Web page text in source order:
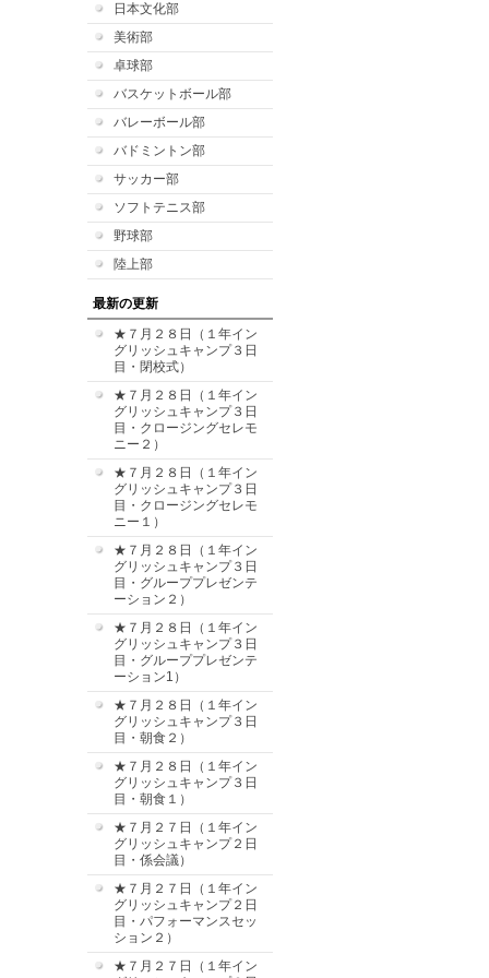
日本文化部
美術部
卓球部
バスケットボール部
バレーボール部
バドミントン部
サッカー部
ソフトテニス部
野球部
陸上部
最新の更新
★７月２８日（１年イン
グリッシュキャンプ３日
目・閉校式）
★７月２８日（１年イン
グリッシュキャンプ３日
目・クロージングセレモ
ニー２）
★７月２８日（１年イン
グリッシュキャンプ３日
目・クロージングセレモ
ニー１）
★７月２８日（１年イン
グリッシュキャンプ３日
目・グループプレゼンテ
ーション２）
★７月２８日（１年イン
グリッシュキャンプ３日
目・グループプレゼンテ
ーション1）
★７月２８日（１年イン
グリッシュキャンプ３日
目・朝食２）
★７月２８日（１年イン
グリッシュキャンプ３日
目・朝食１）
★７月２７日（１年イン
グリッシュキャンプ２日
目・係会議）
★７月２７日（１年イン
グリッシュキャンプ２日
目・パフォーマンスセッ
ション２）
★７月２７日（１年イン